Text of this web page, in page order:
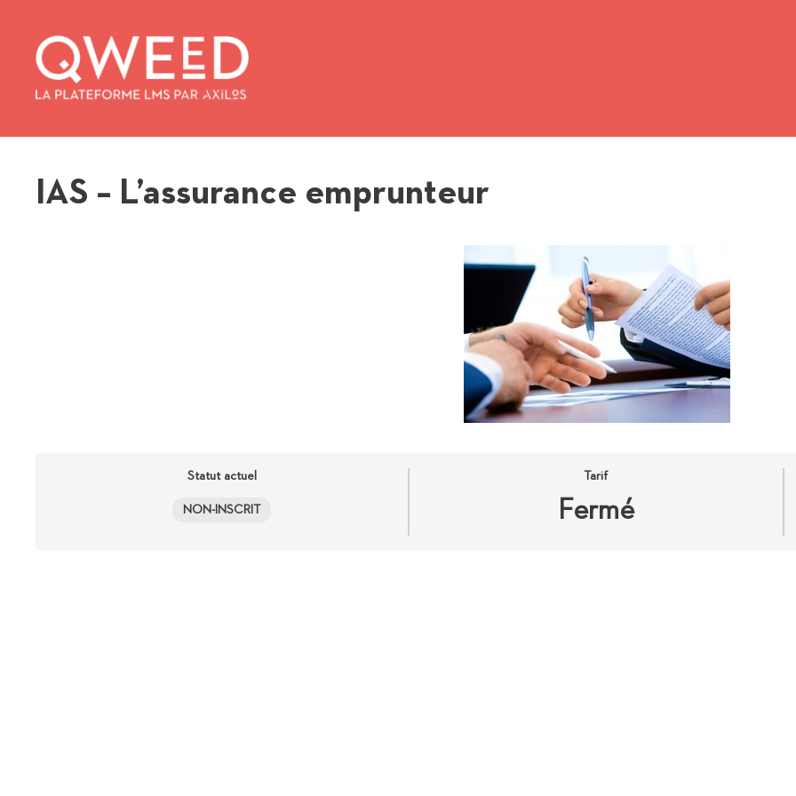
contenu
IAS – L’assurance emprunteur
Statut actuel
NON-INSCRIT
Tarif
Fermé